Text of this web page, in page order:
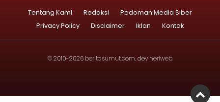
Tentang Kami Redaksi
Pedoman Media Siber
Privacy Policy
Disclaimer Iklan Kontak
© 2010-2026 beritasumut.com. dev heriweb